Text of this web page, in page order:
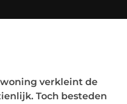
verkleint de
Toch besteden